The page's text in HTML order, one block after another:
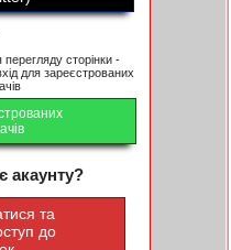
сторінки -
для зареєстрованих
акаунту?
та
до